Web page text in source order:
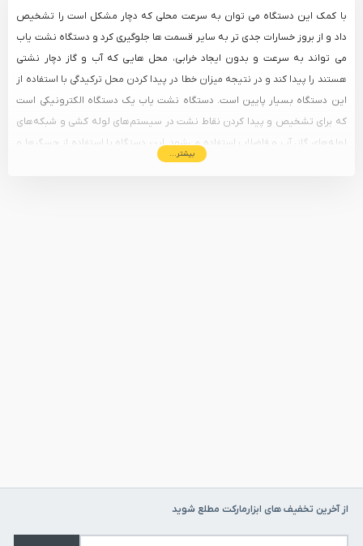
با کمک این دستگاه می توان به سرعت محلی که دچار مشکل است را تشخیص
داد و از بروز خسارات جدی تر به سایر قسمت ها جلوگیری کرد و دستگاه نشت یاب
می تواند به سرعت و بدون ایجاد خرابی، محل هایی که آب و گاز دچار نشتی
هستند را پیدا کند و در نتیجه میزان خطا در پیدا کردن محل ترکیدگی با استفاده از
این دستگاه بسیار پایین است. دستگاه نشت یاب یک دستگاه الکترونیکی است
که برای تشخیص و پیدا کردن نقاط نشت در سیستم‌های لوله کشی و شبکه‌های
لوله‌های گاز، آب و فاضلاب استفاده می‌شود. این دستگاه با استفاده از حسگرها و
تکنولوژی‌های مختلف به تشخیص نشتهای کوچکی که از لوله‌ها و فرایندها بیرون
بیشتر...
از آخرین تخفیف های ابزارمارکت مطلع شوید